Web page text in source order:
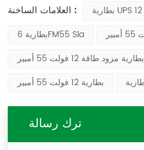
العلامات الساخنة :
بطارية 6FM55 Sla
بطارية مزود طاقة 12 فولت 55 أمبير
بطارية 12 فولت 55 أمبير
ترك رسالة